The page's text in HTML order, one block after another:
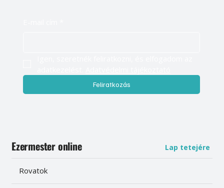
Feliratkozás
Ezermester online Lap tetejére
Rovatok